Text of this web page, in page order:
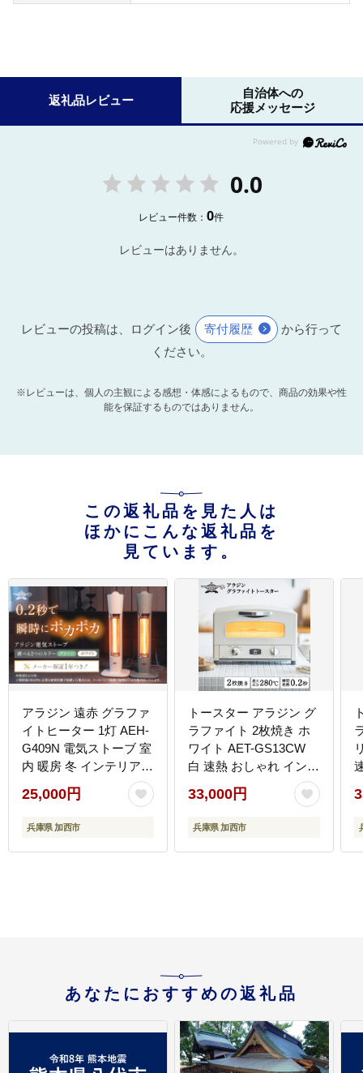
返礼品レビュー
自治体への
応援メッセージ
0.0
レビュー件数：0件
レビューはありません。
レビューの投稿は、ログイン後 寄付履歴
から行って
ください。
※レビューは、個人の主観による感想・体感によるもので、商品の効果や性
能を保証するものではありません。
この返礼品を見た人は
ほかにこんな返礼品を
見ています。
アラジン 遠赤 グラファ
イトヒーター 1灯 AEH-
G409N 電気ストーブ 室
内 暖房 冬 インテリア
コンパクト インテリア
家電 暖房 暖房器具 リビ
ング 寝室 Aladdin 遠赤
ヒーター 電化製品 暖房
25,000円
兵庫県 加西市
トースター アラジン グ
ラファイト 2枚焼き ホ
ワイト AET-GS13CW
白 速熱 おしゃれ インテ
リア キッチン 家電 兵庫
加西市 お掃除 お手入れ
楽々 朝食 食パン グラフ
ン焼き タイマー付き 温
33,000円
兵庫県 加西市
あなたにおすすめの返礼品